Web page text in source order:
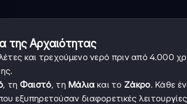
της Αρχαιότητας
και τρεχούμενο νερό πριν από 4.000
, τη Φαιστό, τη Μάλια και το Ζάκρο. Κάθε
εξυπηρετούσαν διαφορετικές